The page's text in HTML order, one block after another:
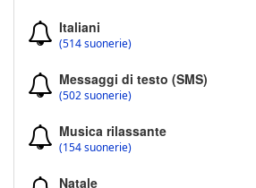
Italiani
(514 suonerie)
Messaggi di testo (SMS)
(502 suonerie)
Musica rilassante
(154 suonerie)
Natale